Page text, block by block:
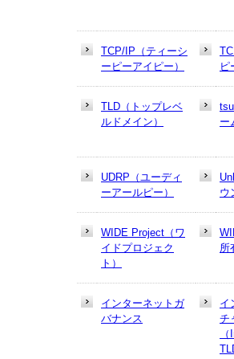
TCP/IP（ティーシ
ーピーアイピー）
ピ
TLD（トップレベ
ルドメイン）
ー
UDRP（ユーディ
ーアールピー）
ウ
WIDE Project（ワ
イドプロジェク
ト）
所
インターネットガ
バナンス
イ
チ